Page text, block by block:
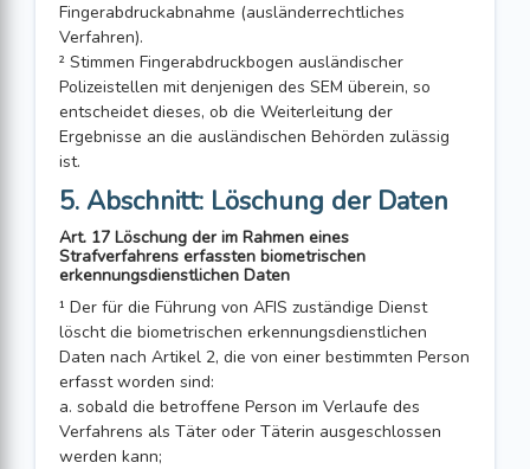
Fingerabdruckabnahme (ausländerrecht­liches
Verfahren).
² Stimmen Fingerabdruckbogen ausländischer
Polizeistellen mit denjenigen des SEM überein, so
entscheidet dieses, ob die Weiterleitung der
Ergebnisse an die ausländischen Behörden zulässig
ist.
5. Abschnitt: Löschung der Daten
Art. 17 Löschung der im Rahmen eines
Strafverfahrens erfassten biometrischen
erkennungsdienstlichen Daten
¹ Der für die Führung von AFIS zuständige Dienst
löscht die biometrischen erkennungsdienstlichen
Daten nach Artikel 2, die von einer bestimmten Person
erfasst worden sind:
a. sobald die betroffene Person im Verlaufe des
Verfahrens als Täter oder Täterin ausge­schlossen
werden kann;